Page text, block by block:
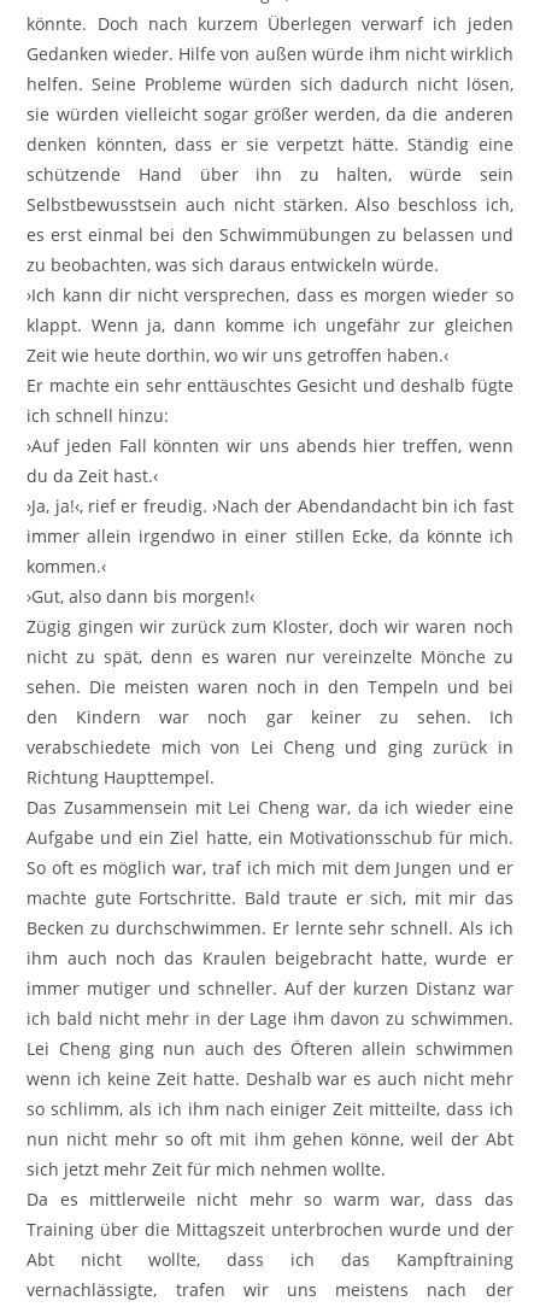
könnte. Doch nach kurzem Überlegen verwarf ich jeden
Gedanken wieder. Hilfe von außen würde ihm nicht wirklich
helfen. Seine Probleme würden sich dadurch nicht lösen,
sie würden vielleicht sogar größer werden, da die anderen
denken könnten, dass er sie verpetzt hätte. Ständig eine
schützende Hand über ihn zu halten, würde sein
Selbstbewusstsein auch nicht stärken. Also beschloss ich,
es erst einmal bei den Schwimmübungen zu belassen und
zu beobachten, was sich daraus entwickeln würde.
›Ich kann dir nicht versprechen, dass es morgen wieder so
klappt. Wenn ja, dann komme ich ungefähr zur gleichen
Zeit wie heute dorthin, wo wir uns getroffen haben.‹
Er machte ein sehr enttäuschtes Gesicht und deshalb fügte
ich schnell hinzu:
›Auf jeden Fall könnten wir uns abends hier treffen, wenn
du da Zeit hast.‹
›Ja, ja!‹, rief er freudig. ›Nach der Abendandacht bin ich fast
immer allein irgendwo in einer stillen Ecke, da könnte ich
kommen.‹
›Gut, also dann bis morgen!‹
Zügig gingen wir zurück zum Kloster, doch wir waren noch
nicht zu spät, denn es waren nur vereinzelte Mönche zu
sehen. Die meisten waren noch in den Tempeln und bei
den Kindern war noch gar keiner zu sehen. Ich
verabschiedete mich von Lei Cheng und ging zurück in
Richtung Haupttempel.
Das Zusammensein mit Lei Cheng war, da ich wieder eine
Aufgabe und ein Ziel hatte, ein Motivationsschub für mich.
So oft es möglich war, traf ich mich mit dem Jungen und er
machte gute Fortschritte. Bald traute er sich, mit mir das
Becken zu durchschwimmen. Er lernte sehr schnell. Als ich
ihm auch noch das Kraulen beigebracht hatte, wurde er
immer mutiger und schneller. Auf der kurzen Distanz war
ich bald nicht mehr in der Lage ihm davon zu schwimmen.
Lei Cheng ging nun auch des Öfteren allein schwimmen
wenn ich keine Zeit hatte. Deshalb war es auch nicht mehr
so schlimm, als ich ihm nach einiger Zeit mitteilte, dass ich
nun nicht mehr so oft mit ihm gehen könne, weil der Abt
sich jetzt mehr Zeit für mich nehmen wollte.
Da es mittlerweile nicht mehr so warm war, dass das
Training über die Mittagszeit unterbrochen wurde und der
Abt nicht wollte, dass ich das Kampftraining
vernachlässigte, trafen wir uns meistens nach der